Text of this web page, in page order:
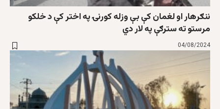
ننګرهار او لغمان کې بې وزله کورنۍ په اختر کې د خلکو
مرستو ته سترګې په لار دي
04/08/2024